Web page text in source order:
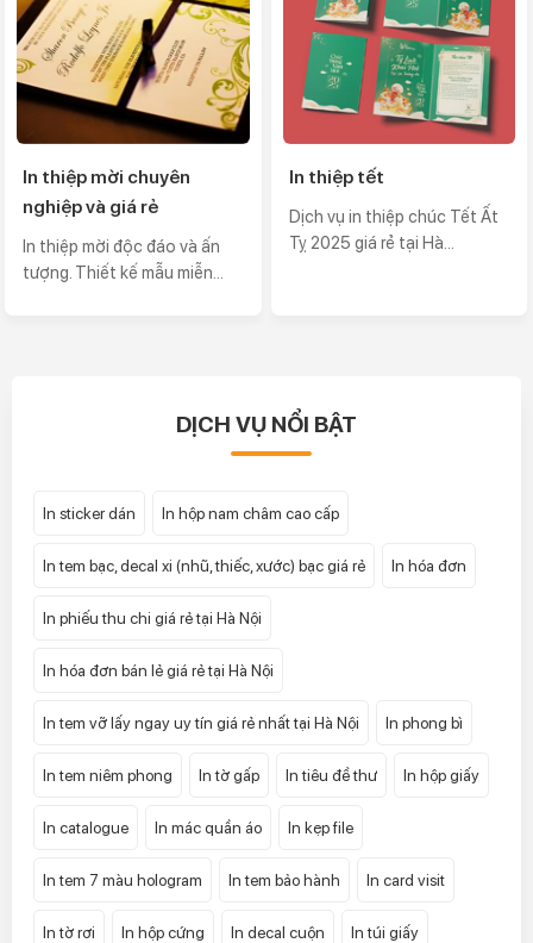
In thiệp mời chuyên
nghiệp và giá rẻ
In thiệp mời độc đáo và ấn
tượng. Thiết kế mẫu miễn...
In thiệp tết
Dịch vụ in thiệp chúc Tết Ất
Tỵ 2025 giá rẻ tại Hà...
DỊCH VỤ NỔI BẬT
In sticker dán In hộp nam châm cao cấp
In tem bạc, decal xi (nhũ, thiếc, xước) bạc giá rẻ In hóa đơn
In phiếu thu chi giá rẻ tại Hà Nội
In hóa đơn bán lẻ giá rẻ tại Hà Nội
In tem vỡ lấy ngay uy tín giá rẻ nhất tại Hà Nội In phong bì
In tem niêm phong In tờ gấp In tiêu đề thư In hộp giấy
In catalogue In mác quần áo In kẹp file
In tem 7 màu hologram In tem bảo hành In card visit
In tờ rơi In hộp cứng In decal cuộn In túi giấy